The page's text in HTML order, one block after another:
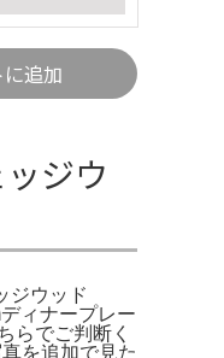
追加
ジウ
ジウッド
ィナープレー
らでご判断く
を追加で見た